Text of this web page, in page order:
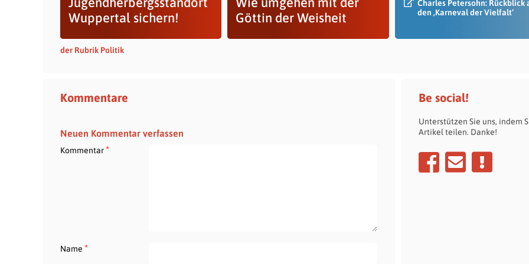
Wuppertal sichern!
Göttin der Weisheit
Charles Petersohn: Rückblick
den ‚Karneval der Vielfalt‘
der Rubrik Politik
Kommentare
Neuen Kommentar verfassen
Kommentar*
Name *
Be social!
Unterstützen Sie uns, indem
Artikel teilen. Danke!